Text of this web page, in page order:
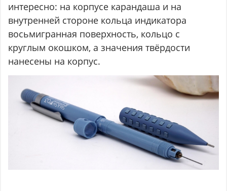
интересно: на корпусе карандаша и на
внутренней стороне кольца индикатора
восьмигранная поверхность, кольцо с
круглым окошком, а значения твёрдости
нанесены на корпус.